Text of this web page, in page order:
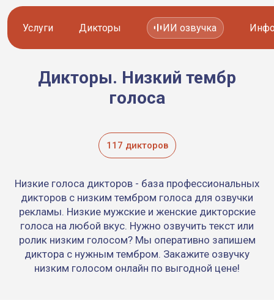
Услуги
Озвучка видео
Работа с текстом
Другие услуги
8 800 200-45-51
Заказать звонок
Дикторы
Иностранные дикторы
Актеры озвучки
ИИ голоса
8 800 200-45-51
Заказать звонок
ИИ озвучка
Дикторы. Низкий тембр
голоса
117 дикторов
Низкие голоса дикторов - база профессиональных
дикторов с низким тембром голоса для озвучки
рекламы. Низкие мужские и женские дикторские
голоса на любой вкус. Нужно озвучить текст или
ролик низким голосом? Мы оперативно запишем
диктора с нужным тембром. Закажите озвучку
низким голосом онлайн по выгодной цене!